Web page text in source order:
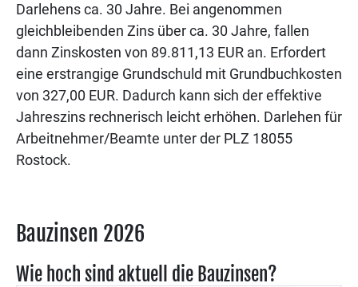
Darlehens ca. 30 Jahre. Bei angenommen
gleichbleibenden Zins über ca. 30 Jahre, fallen
dann Zinskosten von 89.811,13 EUR an. Erfordert
eine erstrangige Grundschuld mit Grundbuchkosten
von 327,00 EUR. Dadurch kann sich der effektive
Jahreszins rechnerisch leicht erhöhen. Darlehen für
Arbeitnehmer/Beamte unter der PLZ 18055
Rostock.
Bauzinsen 2026
Wie hoch sind aktuell die Bauzinsen?